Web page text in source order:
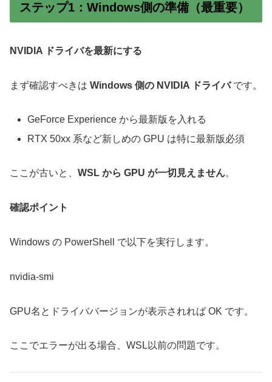
ステップ1：Windows側の準備（最重要）
NVIDIA ドライバを最新にする
まず確認すべきは Windows 側の NVIDIA ドライバです。
GeForce Experience から最新版を入れる
RTX 50xx 系など新しめの GPU は特に最新版必須
ここが古いと、 WSL から GPU が一切見えません。
確認ポイント
Windows の PowerShell で以下を実行します。
nvidia-smi
GPU名とドライババージョンが表示されれば OK です。
ここでエラーが出る場合、WSL以前の問題です。